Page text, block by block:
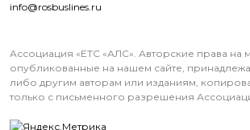
info@rosbuslines.ru
Ассоциация «ЕТС «АЛС». Авторские права на
опубликованные на нашем сайте,
либо другим авторам или изданиям,
только с письменного разрешения